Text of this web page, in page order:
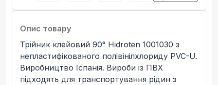
Опис товару
Трійник клейовий 90° Hidroten 1001030 з
непластифікованого полівінілхлориду PVC-U.
Виробництво Іспанія. Вироби із ПВХ
підходять для транспортування рідин з